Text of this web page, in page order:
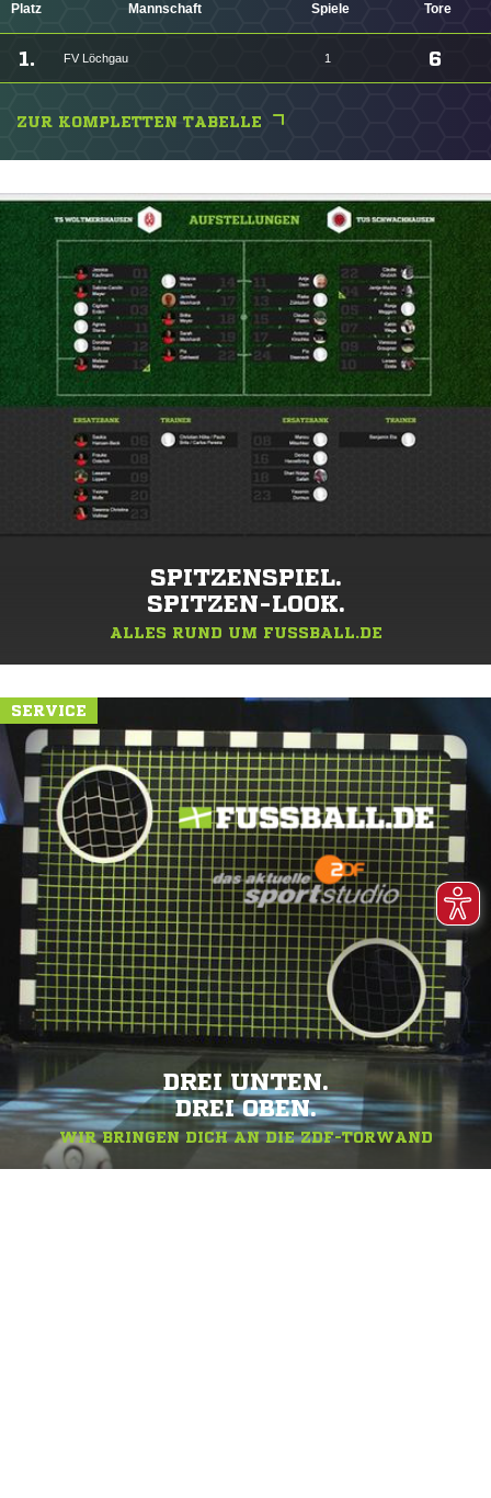
Platz Mannschaft Spiele Tore
1. FV Löchgau 1 6
ZUR KOMPLETTEN TABELLE
SPITZENSPIEL.
SPITZEN-LOOK.
ALLES RUND UM FUSSBALL.DE
SERVICE
DREI UNTEN.
DREI OBEN.
WIR BRINGEN DICH AN DIE ZDF-TORWAND